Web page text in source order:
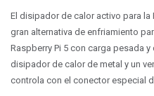
El disipador de calor activo para la
gran alternativa de enfriamiento
Raspberry Pi 5 con carga pesada
disipador de calor de metal y un
controla con el conector especial